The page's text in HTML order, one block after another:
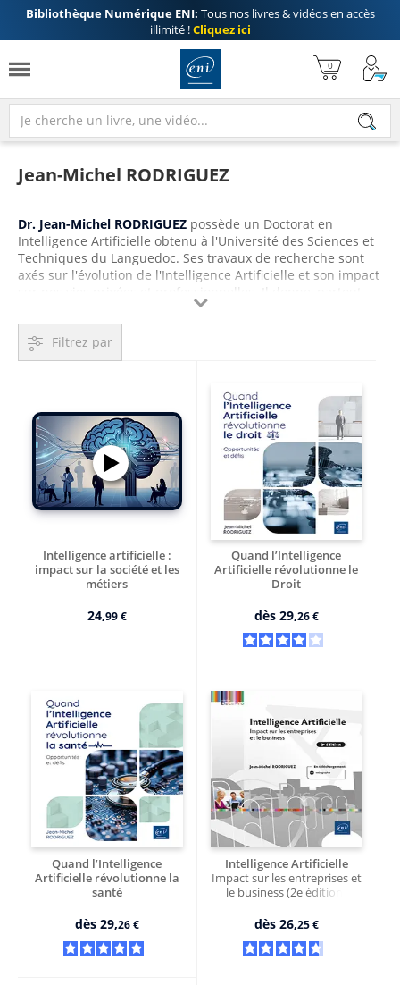
Bibliothèque Numérique ENI: Tous nos livres & vidéos en accès
illimité !Cliquez ici
Jean-Michel RODRIGUEZ
Dr. Jean-Michel RODRIGUEZ possède un Doctorat en
Intelligence Artificielle obtenu à l'Université des Sciences et
Techniques du Languedoc. Ses travaux de recherche sont
axés sur l'évolution de l'Intelligence Artificielle et son impact
sur nos vies privées et professionnelles. Il donne, partout
dans le monde, de nombreuses conférences sur le sujet.
Il a été directeur chez IBM où il a dirigé une équipe
internationale de développement ; l'innovation est au centre
Il enseigne également à l'université UTT de Montpellier et
au CNAM de Montpellier dans des domaines aussi variés
que l'intelligence artificielle, les architectures de systèmes,
les systèmes d'exploitation, le commerce électronique et les
systèmes et applications distribués.

Filtrez par
Intelligence artificielle :
impact sur la société et les
métiers
l’humain ?
24,99 €
Quand l’Intelligence
Artificielle révolutionne le
Droit
dès 29,26 €
Quand l’Intelligence
Artificielle révolutionne la
santé
dès 29,26 €
Intelligence Artificielle
Impact sur les entreprises et
le business (2e édition)
dès 26,25 €